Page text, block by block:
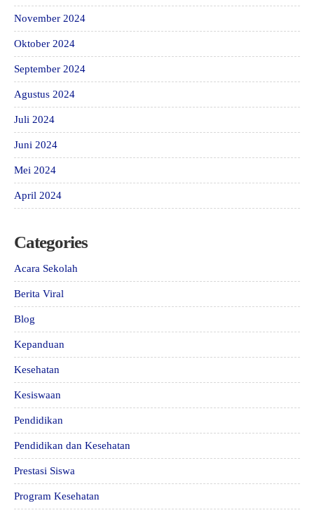
November 2024
Oktober 2024
September 2024
Agustus 2024
Juli 2024
Juni 2024
Mei 2024
April 2024
Categories
Acara Sekolah
Berita Viral
Blog
Kepanduan
Kesehatan
Kesiswaan
Pendidikan
Pendidikan dan Kesehatan
Prestasi Siswa
Program Kesehatan